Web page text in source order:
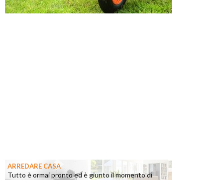
ARREDARE CASA
Tutto è ormai pronto ed è giunto il momento di